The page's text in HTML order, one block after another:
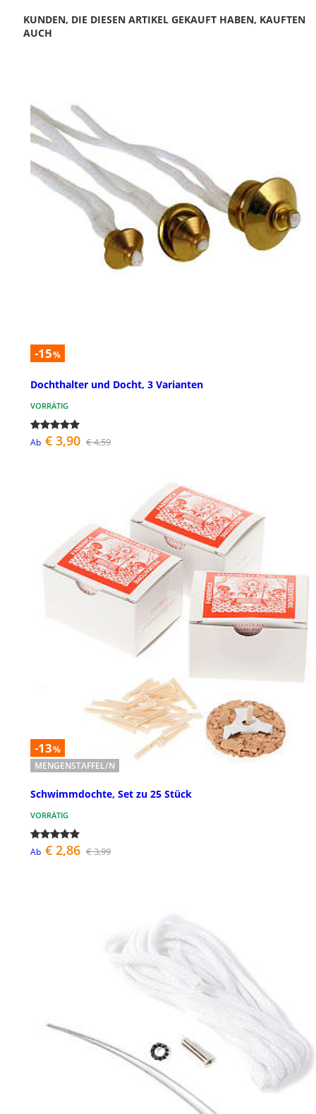
KUNDEN, DIE DIESEN ARTIKEL GEKAUFT HABEN, KAUFTEN
AUCH
-15%
Dochthalter und Docht, 3 Varianten
VORRÄTIG
Ab € 3,90 € 4,59
-13%
MENGENSTAFFEL/N
Schwimmdochte, Set zu 25 Stück
VORRÄTIG
Ab € 2,86 € 3,99